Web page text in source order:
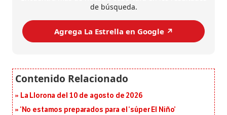
de búsqueda.
Agrega La Estrella en Google ↗️
La Llorona del 10 de agosto de 2026
‘No estamos preparados para el ‘súper El Niño’